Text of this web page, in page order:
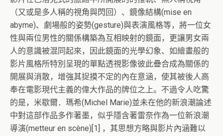
（又或是多人稱的視角與閃回）、鏡像結構(mise en
abyme)、劇場般的姿勢(gesture)與表演風格等，將一位女
性與兩位男性的關係構築為互相映射的鏡面，更讓男女兩
人的意識被混同起來，因此鏡面的光學幻象、如繪畫般的
影片風格所特別呈現的單點透視影像彼此疊合成為關係的
開展與消散，增強其捉摸不定的內在意涵，使其被後人高
奉在電影現代主義的偉大作品的牌位之上。不過令人吃驚
的是，米歇爾．瑪希(Michel Marie)並未在他的新浪潮論述
中對這部作品多作著墨，似乎隱含著雷奈作為一位新浪潮
導演(metteur en scène)[1] ，其思想方略與影片內涵難以